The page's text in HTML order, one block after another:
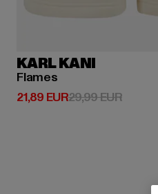
KARL KANI
Flames
21,89 EUR
Derzeitiger Preis: 21,89 EUR
29,99 EUR